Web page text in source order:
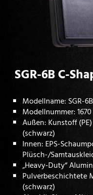
SGR-6B C-
Modellname: SGR-
Modellnummer: 1670
Außen: Kunstoff
(schwarz)
Innen: EPS-
Plüsch-/
„Heavy-Duty“
Pulverbeschichtete
(schwarz)